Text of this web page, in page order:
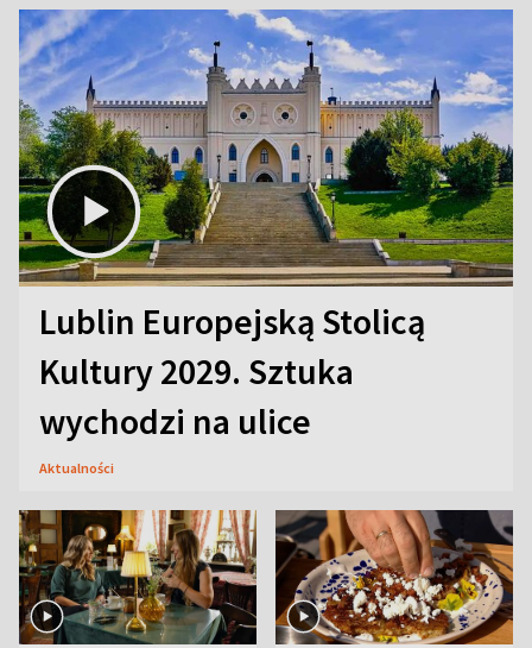
Lublin Europejską Stolicą
Kultury 2029. Sztuka
wychodzi na ulice
Aktualności